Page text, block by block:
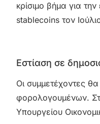
κρίσιμο βήμα για
stablecoins τον
Εστίαση σε
Οι συμμετέχοντες
φορολογουμένων.
Υπουργείου